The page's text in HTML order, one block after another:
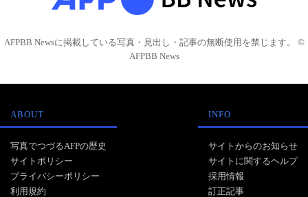
AFPBB Newsに掲載している写真・見出し・記事の無断使用を禁じます。 ©
AFPBB News
ABOUT
写真でつづるAFPの歴史
サイトポリシー
プライバシーポリシー
利用規約
INFO
サイトからのお知らせ
サイトに関するヘルプ
採用情報
訂正記事